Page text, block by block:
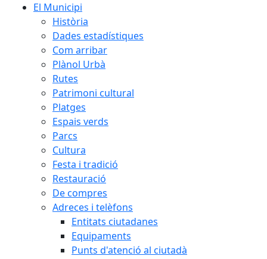
El Municipi
Història
Dades estadístiques
Com arribar
Plànol Urbà
Rutes
Patrimoni cultural
Platges
Espais verds
Parcs
Cultura
Festa i tradició
Restauració
De compres
Adreces i telèfons
Entitats ciutadanes
Equipaments
Punts d'atenció al ciutadà